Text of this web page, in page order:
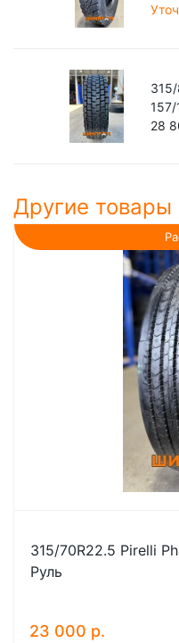
315/
28
Другие товары
315/70R22.5 Pirelli
Руль
23 000 р.